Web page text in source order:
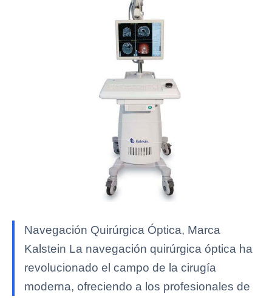
Navegación Quirúrgica Óptica, Marca
Kalstein La navegación quirúrgica óptica ha
revolucionado el campo de la cirugía
moderna, ofreciendo a los profesionales de